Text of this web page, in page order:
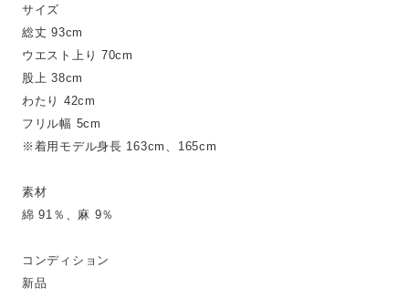
サイズ
総丈 93cm
ウエスト上り 70cm
股上 38cm
わたり 42cm
フリル幅 5cm
※着用モデル身長 163cm、165cm
素材
綿 91％、麻 9％
コンディション
新品